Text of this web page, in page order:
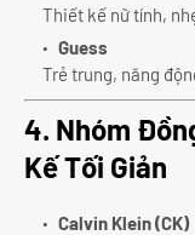
Thiết kế nữ tính,
Guess
Trẻ trung, năng
4. Nhóm
Kế Tối Giản
Calvin Klein (CK)